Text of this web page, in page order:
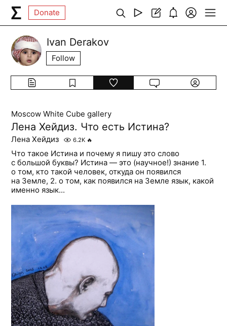
Donate
Ivan Derakov
Follow
Moscow White Cube gallery
Лена Хейдиз. Что есть Истина?
Лена Хейдиз 6.2K 🔥
Что такое Истина и почему я пишу это слово
с большой буквы? Истина — это (научное!) знание 1.
о том, кто такой человек, откуда он появился
на Земле, 2. о том, как появился на Земле язык, какой
именно язык...